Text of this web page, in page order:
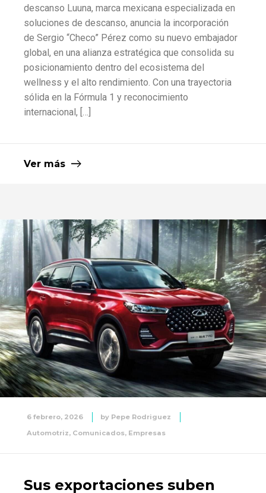
descanso Luuna, marca mexicana especializada en
soluciones de descanso, anuncia la incorporación
de Sergio “Checo” Pérez como su nuevo embajador
global, en una alianza estratégica que consolida su
posicionamiento dentro del ecosistema del
wellness y el alto rendimiento. Con una trayectoria
sólida en la Fórmula 1 y reconocimiento
internacional, […]
Ver más
6 febrero, 2026 by Pepe Rodriguez
Automotriz, Comunicados, Empresas
Sus exportaciones suben